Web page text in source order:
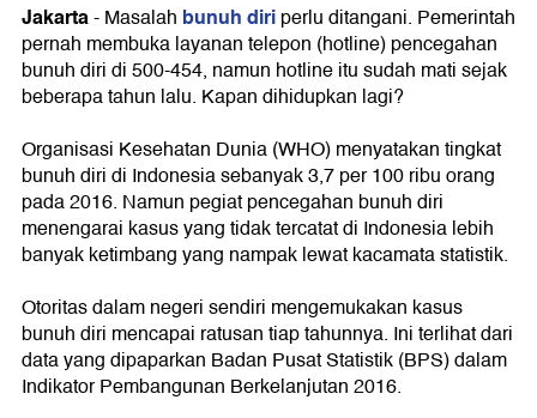
Jakarta-Masalah bunuh diriperlu ditangani. Pemerintah
pernah membuka layanan telepon (hotline) pencegahan
bunuh diri di 500-454, namun hotline itu sudah mati sejak
beberapa tahun lalu. Kapan dihidupkan lagi?
Organisasi Kesehatan Dunia (WHO) menyatakan tingkat
bunuh diri di Indonesia sebanyak 3,7 per 100 ribu orang
pada 2016. Namun pegiat pencegahan bunuh diri
menengarai kasus yang tidak tercatat di Indonesia lebih
banyak ketimbang yang nampak lewat kacamata statistik.
Otoritas dalam negeri sendiri mengemukakan kasus
bunuh diri mencapai ratusan tiap tahunnya. Ini terlihat dari
data yang dipaparkan Badan Pusat Statistik (BPS) dalam
Indikator Pembangunan Berkelanjutan 2016.